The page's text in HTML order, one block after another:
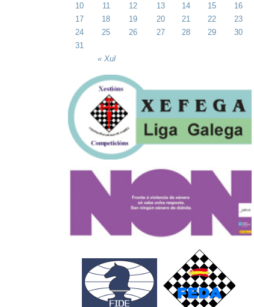
« Xul
10
11 12 13 14 15
16
17
18 19 20 21 22
23
24
25 26 27 28 29
30
31